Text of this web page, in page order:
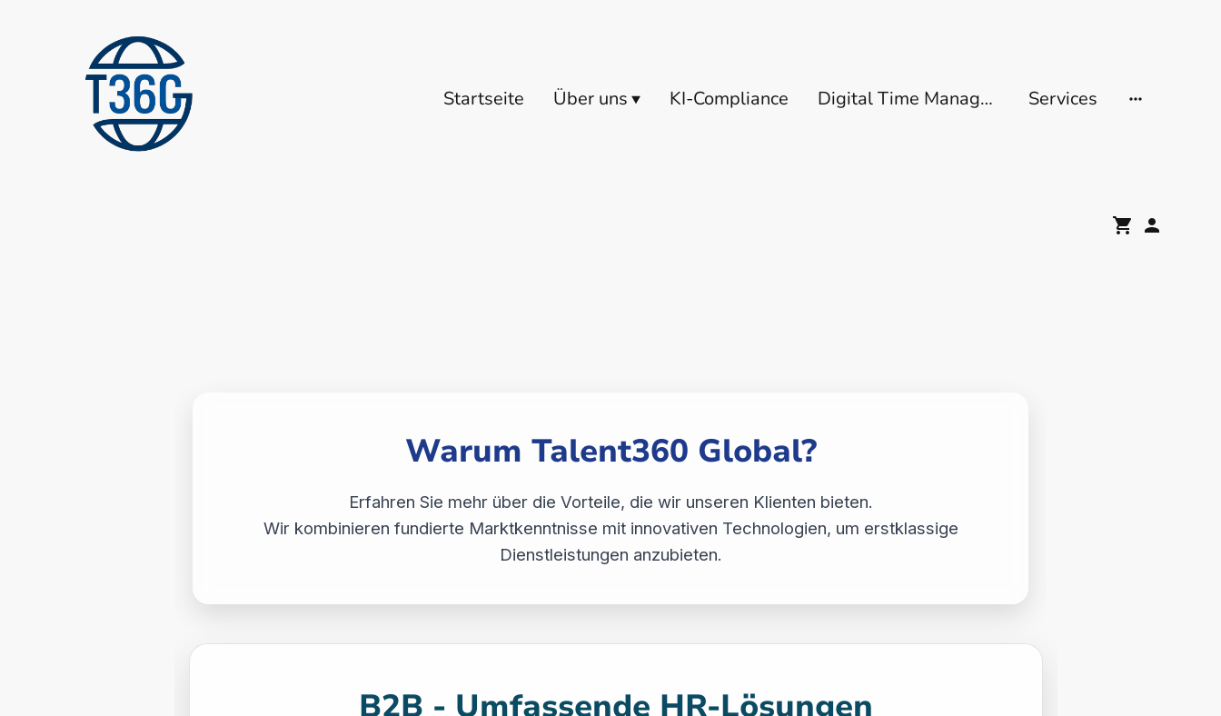
Startseite Über uns KI-Compliance Digital Time Management Services
Warum Talent360 Global?
Erfahren Sie mehr über die Vorteile, die wir unseren Klienten bieten.
Wir kombinieren fundierte Marktkenntnisse mit innovativen Technologien, um erstklassige
Dienstleistungen anzubieten.
B2B - Umfassende HR-Lösungen